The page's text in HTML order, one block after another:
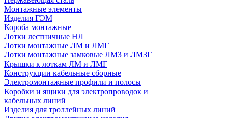
Монтажные элементы
Изделия ГЭМ
Короба монтажные
Лотки лестничные НЛ
Лотки монтажные ЛМ и ЛМГ
Лотки монтажные замковые ЛМЗ и ЛМЗГ
Крышки к лоткам ЛМ и ЛМГ
Конструкции кабельные сборные
Электромонтажные профили и полосы
Коробки и ящики для электропроводок и
кабельных линий
Изделия для троллейных линий